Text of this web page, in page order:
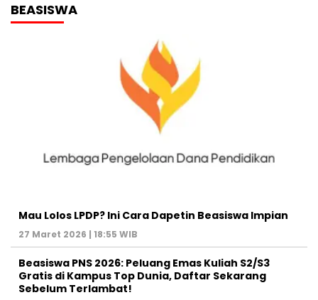
BEASISWA
Mau Lolos LPDP? Ini Cara Dapetin Beasiswa Impian
27 Maret 2026 | 18:55 WIB
Beasiswa PNS 2026: Peluang Emas Kuliah S2/S3
Gratis di Kampus Top Dunia, Daftar Sekarang
Sebelum Terlambat!